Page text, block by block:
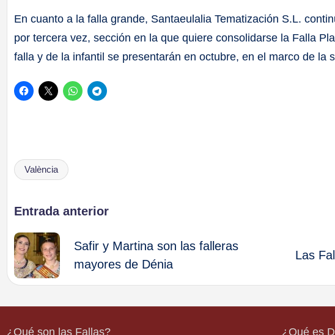
En cuanto a la falla grande, Santaeulalia Tematización S.L.
por tercera vez, sección en la que quiere consolidarse la Falla
falla y de la infantil se presentarán en octubre, en el marco de la
Etiquetas:
València
Navegación
de
entradas
Entrada anterior
Safir y Martina son las falleras
mayores de Dénia
Las
¿Qué son las Fallas? ¿Qué es